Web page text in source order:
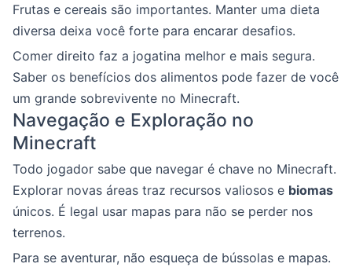
Frutas e cereais são importantes. Manter uma dieta
diversa deixa você forte para encarar desafios.
Comer direito faz a jogatina melhor e mais segura.
Saber os benefícios dos alimentos pode fazer de você
um grande sobrevivente no Minecraft.
Navegação e Exploração no
Minecraft
Todo jogador sabe que navegar é chave no Minecraft.
Explorar novas áreas traz recursos valiosos e biomas
únicos. É legal usar mapas para não se perder nos
terrenos.
Para se aventurar, não esqueça de bússolas e mapas.